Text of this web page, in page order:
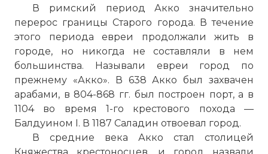
В римский период Акко значительно
перерос границы Старого города. В течение
этого периода евреи продолжали жить в
городе, но никогда не составляли в нем
большинства. Называли евреи город по
прежнему «Акко». В 638 Акко был захвачен
арабами, в 804-868 гг. был построен порт, а в
1104 во время 1-го крестового похода —
Балдуином I. В 1187 Саладин отвоевал город.
В средние века Акко стал столицей